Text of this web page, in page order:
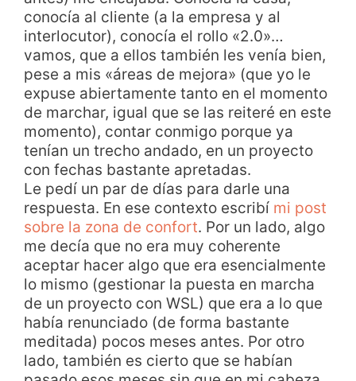
conocía al cliente (a la empresa y al
interlocutor), conocía el rollo «2.0»…
vamos, que a ellos también les venía bien,
pese a mis «áreas de mejora» (que yo le
expuse abiertamente tanto en el momento
de marchar, igual que se las reiteré en este
momento), contar conmigo porque ya
tenían un trecho andado, en un proyecto
con fechas bastante apretadas.
Le pedí un par de días para darle una
respuesta. En ese contexto escribí mi post
sobre la zona de confort. Por un lado, algo
me decía que no era muy coherente
aceptar hacer algo que era esencialmente
lo mismo (gestionar la puesta en marcha
de un proyecto con WSL) que era a lo que
había renunciado (de forma bastante
meditada) pocos meses antes. Por otro
lado, también es cierto que se habían